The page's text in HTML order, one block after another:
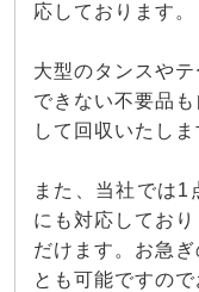
応しております。
大型のタンスや
できない不要品
して回収いたしま
また、当社では1
にも対応してお
だけます。お急
とも可能ですの